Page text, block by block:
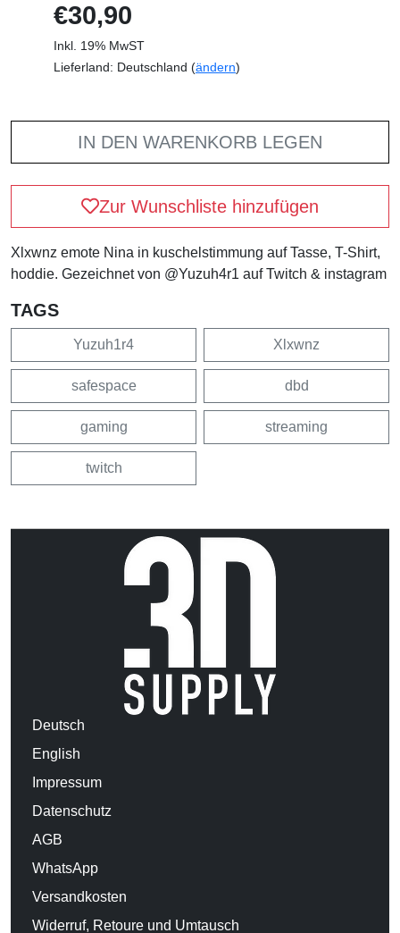
€30,90
Inkl. 19% MwST
Lieferland: Deutschland (ändern)
IN DEN WARENKORB LEGEN
Zur Wunschliste hinzufügen
Xlxwnz emote Nina in kuschelstimmung auf Tasse, T-Shirt,
hoddie. Gezeichnet von @Yuzuh4r1 auf Twitch & instagram
TAGS
Yuzuh1r4 Xlxwnz
safespace dbd
gaming streaming
twitch
Deutsch
English
Impressum
Datenschutz
AGB
WhatsApp
Versandkosten
Widerruf, Retoure und Umtausch